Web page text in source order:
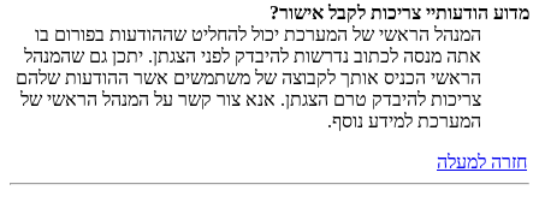
מדוע הודעותיי צריכות לקבל אישור?
המנהל הראשי של המערכת יכול להחליט שההודעות בפורום בו
אתה מנסה לכתוב נדרשות להיבדק לפני הצגתן. יתכן גם שהמנהל
הראשי הכניס אותך לקבוצה של משתמשים אשר ההודעות שלהם
צריכות להיבדק טרם הצגתן. אנא צור קשר על המנהל הראשי של
המערכת למידע נוסף.
חזרה למעלה